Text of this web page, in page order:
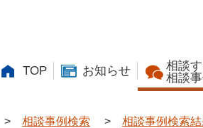
TOP お知らせ
相談す
相談
> 相談事例検索 > 相談事例検索